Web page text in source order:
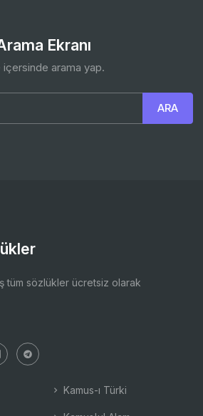
Ekranı
içersinde arama yap.
tüm sözlükler ücretsiz olarak
Kamus-ı Türki